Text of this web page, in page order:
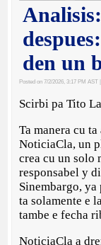
den un
Posted on 7/2/2026, 3:17 PM AST
Scirbi pa Tito
Ta manera cu
NoticiaCla, un
crea cu un solo
responsabel y
Sinembargo, ya
ta solamente e
tambe e fecha
NoticiaCla a